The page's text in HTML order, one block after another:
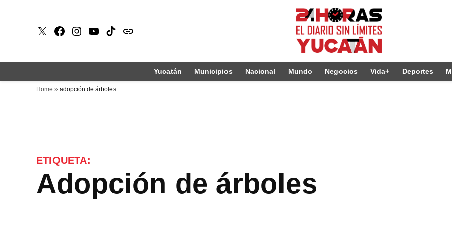
X Faceboook
Instagram
Youtube
Tiktokissuu
Yucatán Municipios Nacional Mundo Negocios Vida+ Deportes
Home » adopción de árboles
ETIQUETA:
adopción de árboles